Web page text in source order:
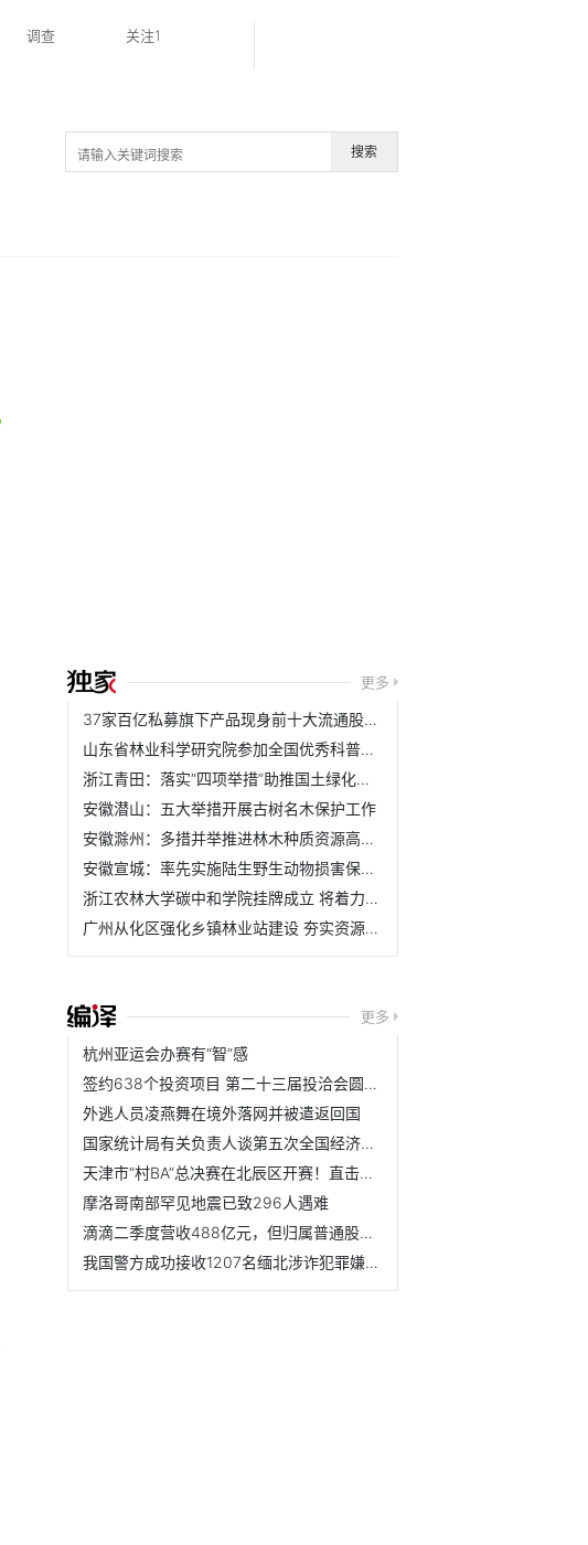
调查 关注1
搜索
更多
37家百亿私募旗下产品现身前十大流通股名单
山东省林业科学研究院参加全国优秀科普作品评选活动
浙江青田：落实“四项举措”助推国土绿化取得新成效
安徽潜山：五大举措开展古树名木保护工作
安徽滁州：多措并举推进林木种质资源高质量发展
安徽宣城：率先实施陆生野生动物损害保险理赔机制
浙江农林大学碳中和学院挂牌成立 将着力培养具有碳中和与农...
广州从化区强化乡镇林业站建设 夯实资源管护基层基础
更多
杭州亚运会办赛有“智”感
签约638个投资项目 第二十三届投洽会圆满落幕
外逃人员凌燕舞在境外落网并被遣返回国
国家统计局有关负责人谈第五次全国经济普查进展
天津市“村BA”总决赛在北辰区开赛！直击揭幕战！
摩洛哥南部罕见地震已致296人遇难
滴滴二季度营收488亿元，但归属普通股东净亏
我国警方成功接收1207名缅北涉诈犯罪嫌疑人